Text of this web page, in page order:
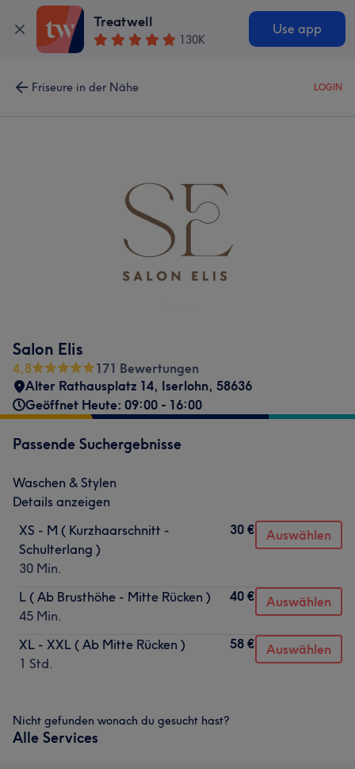
Treatwell
130K
Use app
Friseure in der Nähe LOGIN
Salon Elis
4,8
171 Bewertungen
Alter Rathausplatz 14, Iserlohn, 58636
Geöffnet Heute: 09:00 - 16:00
Passende Suchergebnisse
Waschen & Stylen
Details anzeigen
XS - M ( Kurzhaarschnitt -
Schulterlang )
30 Min.
30 € Auswählen
L ( Ab Brusthöhe - Mitte Rücken )
45 Min.
40 € Auswählen
XL - XXL ( Ab Mitte Rücken )
1 Std.
58 € Auswählen
Nicht gefunden wonach du gesucht hast?
Alle Services